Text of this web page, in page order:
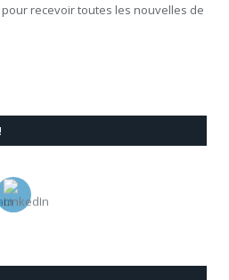
recevoir toutes les nouvelles de